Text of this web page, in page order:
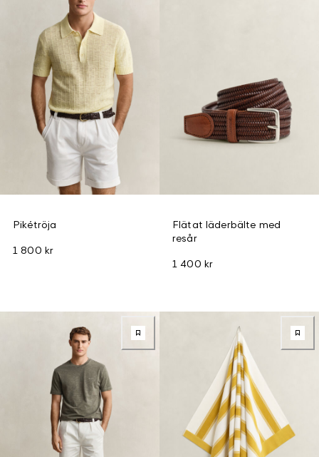
Pikétröja
1 800 kr
Flätat läderbälte med
resår
1 400 kr